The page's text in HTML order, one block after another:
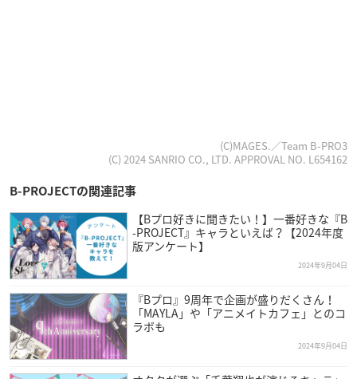
(C)MAGES.／Team B-PRO3
(C) 2024 SANRIO CO., LTD. APPROVAL NO. L654162
B-PROJECTの関連記事
【Bプロ好きに聞きたい！】一番好きな『B
-PROJECT』キャラといえば？【2024年度
版アンケート】
2024年9月04日
『Bプロ』9周年で企画が盛りだくさん！
「MAYLA」や「アニメイトカフェ」とのコ
ラボも
2024年9月04日